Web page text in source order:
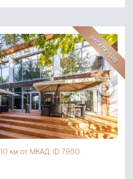
ЭКСКЛЮЗИВ
10 км от МКАД, ID 7960